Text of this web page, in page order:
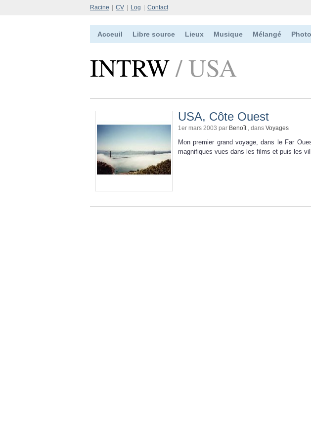
Racine CV Log Contact
Acceuil Libre source Lieux Musique Mélangé
INTRW/ USA
USA, Côte Ouest
1er mars 2003 par Benoît, dans Voyages
Mon premier grand voyage, dans le Far
magnifiques vues dans les films et puis les